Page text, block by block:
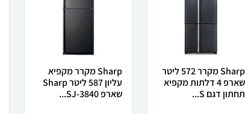
Sharp מקרר 572 ליטר
שארפ 4 דלתות מקפיא
תחתון דגם S...
Sharp מקרר מקפיא
עליון 587 ליטר Sharp
שארפ SJ-3840...